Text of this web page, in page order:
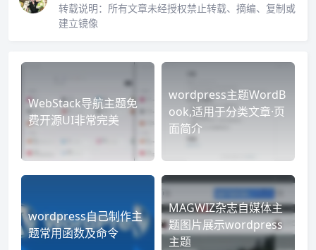
转载说明： 所有文章未经授权禁止转载、摘编、复制或
建立镜像
WebStack导航主题免
费开源UI非常完美
wordpress主题WordB
ook,适用于分类文章·页
面简介
wordpress自己制作主
题常用函数及命令
MAGWIZ杂志自媒体主
题图片展示wordpress
主题